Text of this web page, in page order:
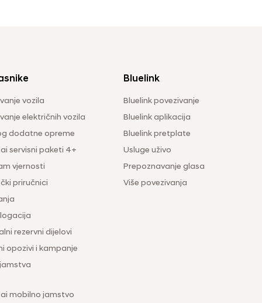
vozila
električnih vozila
dodatne opreme
servisni paketi 4+
vjernosti
priručnici
rezervni dijelovi
opozivi i kampanje
mobilno jamstvo
Bluelink
Bluelink povezivanje
Bluelink aplikacija
Bluelink pretplate
Usluge uživo
Prepoznavanje glasa
Više povezivanja